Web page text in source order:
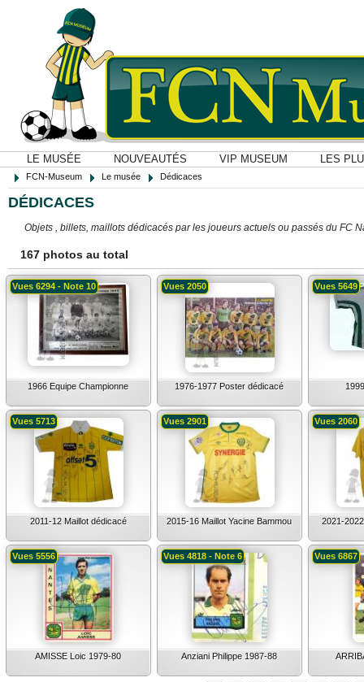
LE MUSÉE NOUVEAUTÉS VIP MUSEUM LES
FCN-Museum Le musée Dédicaces
DÉDICACES
Objets , billets, maillots dédicacés par les joueurs actuels ou passés du FC
167 photos au total
1966 Equipe Championne
Vues 6294 - Note 10
1976-1977 Poster dédicacé
Vues 2050 Vues 5649
2011-12 Maillot dédicacé
Vues 5713
2015-16 Maillot Yacine Bammou
Vues 2901
2021-
Vues 2060
AMISSE Loic 1979-80
Vues 5556
Anziani Philippe 1987-88
Vues 4818 - Note 6 Vues 6867